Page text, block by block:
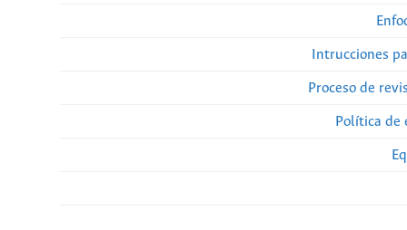
Intrucciones
Proceso de
Política